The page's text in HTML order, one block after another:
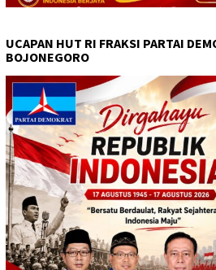
UCAPAN HUT RI FRAKSI PARTAI
BOJONEGORO